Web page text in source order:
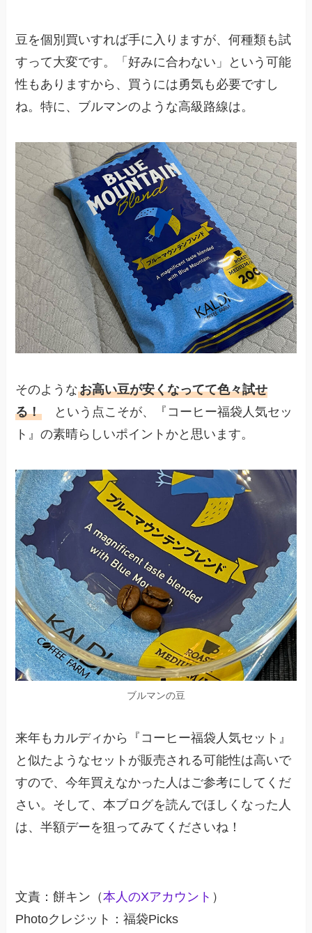
豆を個別買いすれば手に入りますが、何種類も試
すって大変です。「好みに合わない」という可能
性もありますから、買うには勇気も必要ですし
ね。特に、ブルマンのような高級路線は。
そのようなお高い豆が安くなってて色々試せ
る！ という点こそが、『コーヒー福袋人気セッ
ト』の素晴らしいポイントかと思います。
ブルマンの豆
来年もカルディから『コーヒー福袋人気セット』
と似たようなセットが販売される可能性は高いで
すので、今年買えなかった人はご参考にしてくだ
さい。そして、本ブログを読んでほしくなった人
は、半額デーを狙ってみてくださいね！
文責：餅キン（本人のXアカウント ）
Photoクレジット：福袋Picks